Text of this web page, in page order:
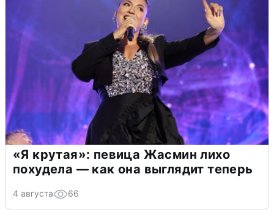
«Я крутая»: певица Жасмин лихо
похудела — как она выглядит теперь
4 августа 66